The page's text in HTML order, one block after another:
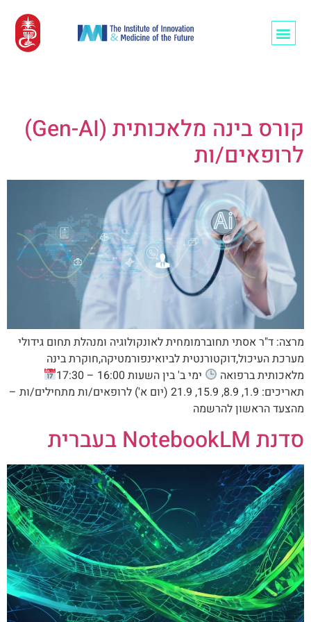
קורס בינה מלאכותית (Gen-AI)
לרופאים/ות
מרצה: ד"ר אסתי תחוברמומחית לאונקולוגיה ומנהלת תחום גידולי
מערכת העיכול,דוקטורנטית לביואינפורמטיקה,חוקרת בינה
מלאכותית ברפואה
ימי ב' בין השעות 16:00 – 17:30
תאריכים: 1.9, 8.9, 15.9, 21.9 (יום א') לרופאים/ות מתחילים/ות –
מהצעד הראשון להרשמה
סדנת NotebookLM בעברית